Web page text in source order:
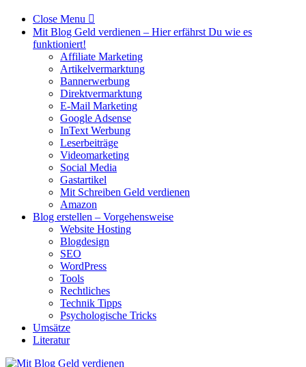
Close Menu 
Mit Blog Geld verdienen – Hier erfährst Du wie es
funktioniert!
Affiliate Marketing
Artikelvermarktung
Bannerwerbung
Direktvermarktung
E-Mail Marketing
Google Adsense
InText Werbung
Leserbeiträge
Videomarketing
Social Media
Gastartikel
Mit Schreiben Geld verdienen
Amazon
Blog erstellen – Vorgehensweise
Website Hosting
Blogdesign
SEO
WordPress
Tools
Rechtliches
Technik Tipps
Psychologische Tricks
Umsätze
Literatur